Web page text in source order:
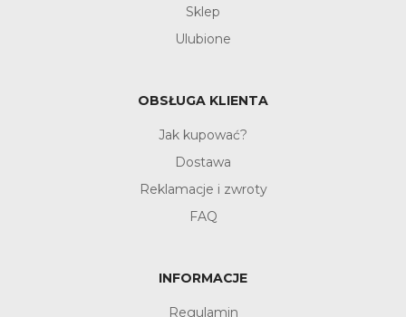
Sklep
Ulubione
OBSŁUGA KLIENTA
Jak kupować?
Dostawa
Reklamacje i zwroty
FAQ
INFORMACJE
Regulamin